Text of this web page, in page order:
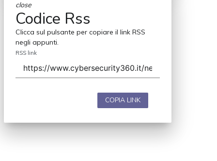
close
Codice Rss
Clicca sul pulsante per copiare il link RSS
negli appunti.
RSS link
COPIA LINK